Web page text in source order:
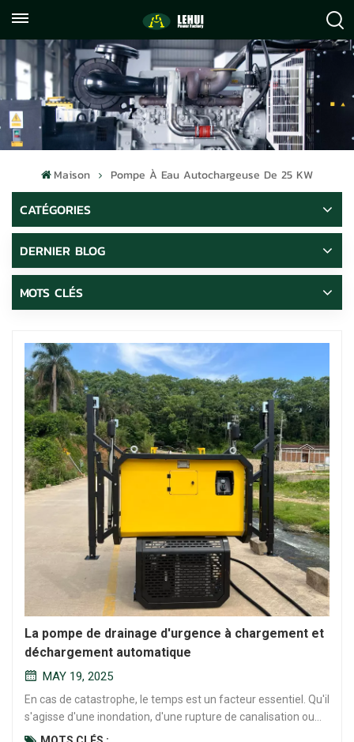
059122071372
info@lehuipowerfactory.com
Maison Pompe À Eau Autochargeuse De 25 KW
CATÉGORIES
DERNIER BLOG
MOTS CLÉS
La pompe de drainage d'urgence à chargement et
déchargement automatique
MAY 19, 2025
En cas de catastrophe, le temps est un facteur essentiel. Qu'il
s'agisse d'une inondation, d'une rupture de canalisation ou
d'une inondation, un déploiement rapide et une évacuation